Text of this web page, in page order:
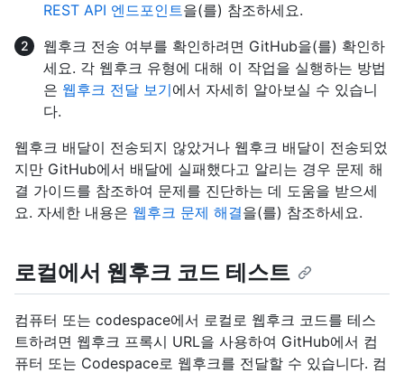
REST API 엔드포인트을(를) 참조하세요.
웹후크 전송 여부를 확인하려면 GitHub을(를) 확인하
세요. 각 웹후크 유형에 대해 이 작업을 실행하는 방법
은 웹후크 전달 보기에서 자세히 알아보실 수 있습니
다.
웹후크 배달이 전송되지 않았거나 웹후크 배달이 전송되었
지만 GitHub에서 배달에 실패했다고 알리는 경우 문제 해
결 가이드를 참조하여 문제를 진단하는 데 도움을 받으세
요. 자세한 내용은 웹후크 문제 해결을(를) 참조하세요.
로컬에서 웹후크 코드 테스트
컴퓨터 또는 codespace에서 로컬로 웹후크 코드를 테스
트하려면 웹후크 프록시 URL을 사용하여 GitHub에서 컴
퓨터 또는 Codespace로 웹후크를 전달할 수 있습니다. 컴